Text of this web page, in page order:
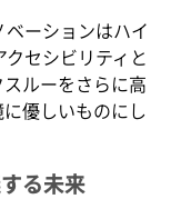
ーションはハイ
セシビリティと
ルーをさらに高
優しいものにし
る未来